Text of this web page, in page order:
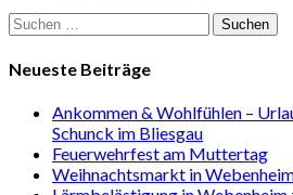
Suchen
nach:
Neueste Beiträge
Ankommen & Wohlfühlen –
Schunck im Bliesgau
Feuerwehrfest am Muttertag
Weihnachtsmarkt in